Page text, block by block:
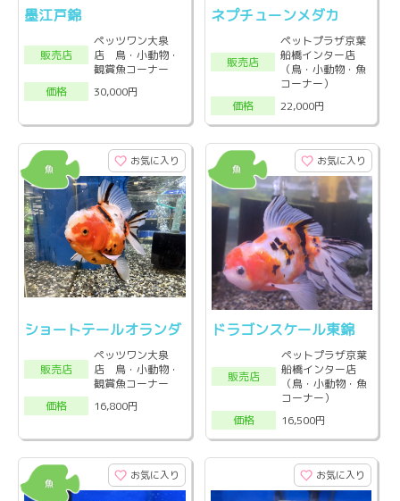
墨江戸錦
販売店
ペッツワン大泉
店 鳥・小動物・
観賞魚コーナー
価格
30,000円
ネプチューンメダカ
販売店
ペットプラザ京葉
船橋インター店
（鳥・小動物・魚
コーナー）
価格
22,000円
お気に入り
ショートテールオランダ
販売店
ペッツワン大泉
店 鳥・小動物・
観賞魚コーナー
価格
16,800円
お気に入り
ドラゴンスケール東錦
販売店
ペットプラザ京葉
船橋インター店
（鳥・小動物・魚
コーナー）
価格
16,500円
お気に入り お気に入り